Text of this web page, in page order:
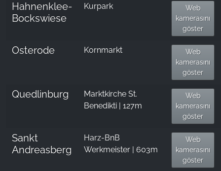
Hahnenklee-
Bockswiese
Kurpark
Web
kamerasını
göster
Osterode Kornmarkt
Web
kamerasını
göster
Quedlinburg
Marktkirche St.
Benedikti | 127m
Web
kamerasını
göster
Sankt
Andreasberg
Harz-BnB
Werkmeister | 603m
Web
kamerasını
göster